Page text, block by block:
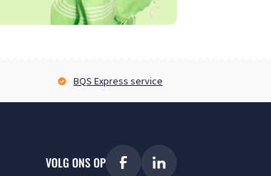
BQS Express service
VOLG ONS OP